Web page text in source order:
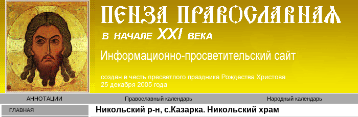
АННОТАЦИИ Православный календарь Народный календарь
ГЛАВНАЯ
Никольский р-н, с.Казарка. Никольский храм